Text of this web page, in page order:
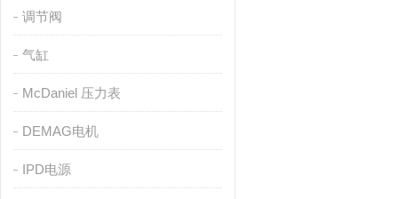
调节阀
气缸
McDaniel 压力表
DEMAG电机
IPD电源